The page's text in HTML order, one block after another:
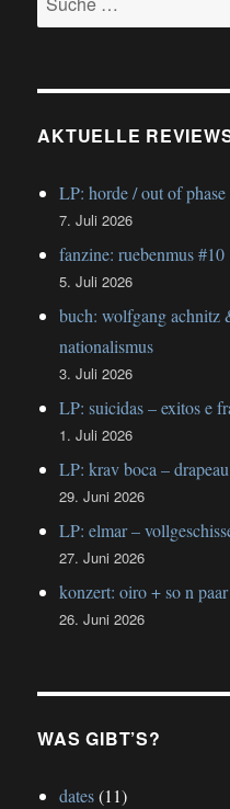
nach:
AKTUELLE
LP: horde / out of
7. Juli 2026
fanzine: ruebenmus #10
5. Juli 2026
buch: wolfgang achnitz
nationalismus
3. Juli 2026
LP: suicidas – exitos e
1. Juli 2026
LP: krav boca –
29. Juni 2026
LP: elmar –
27. Juni 2026
konzert: oiro + so n
26. Juni 2026
WAS GIBT’S?
dates(11)